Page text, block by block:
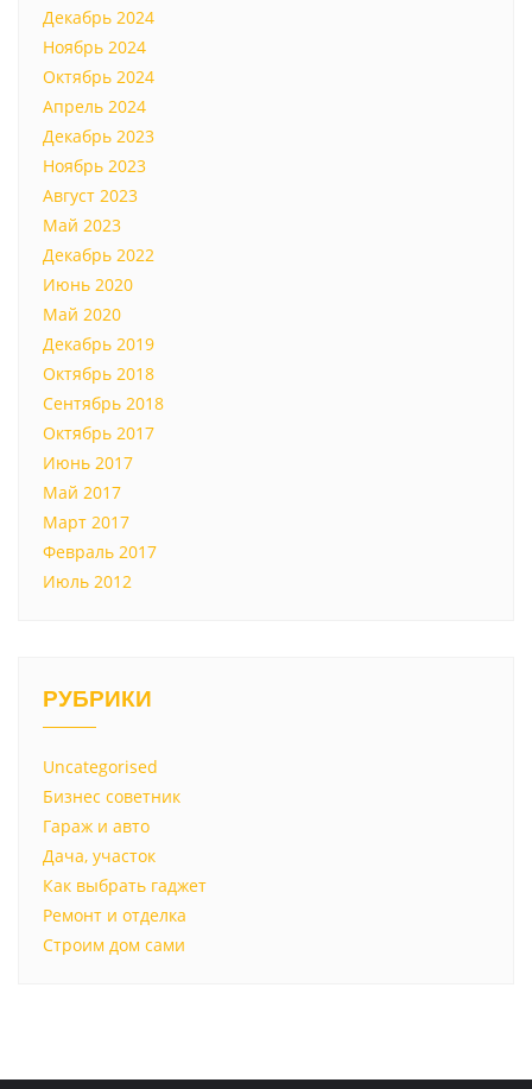
Декабрь 2024
Ноябрь 2024
Октябрь 2024
Апрель 2024
Декабрь 2023
Ноябрь 2023
Август 2023
Май 2023
Декабрь 2022
Июнь 2020
Май 2020
Декабрь 2019
Октябрь 2018
Сентябрь 2018
Октябрь 2017
Июнь 2017
Май 2017
Март 2017
Февраль 2017
Июль 2012
РУБРИКИ
Uncategorised
Бизнес советник
Гараж и авто
Дача, участок
Как выбрать гаджет
Ремонт и отделка
Строим дом сами